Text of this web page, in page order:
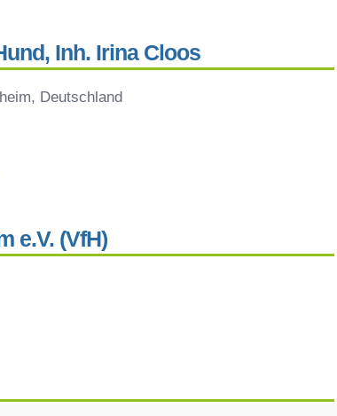
Inh. Irina Cloos
Deutschland
e.V. (VfH)